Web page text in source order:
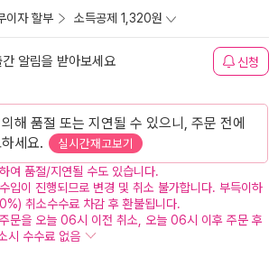
이자 할부 소득공제 1,320원
알림을 받아보세요 신청
해 품절 또는 지연될 수 있으니, 주문 전에
세요.
실시간재고보기
여 품절/지연될 수도 있습니다.
입이 진행되므로 변경 및 취소 불가합니다. 부득이하
취소수수료 차감 후 환불됩니다.
문을 오늘 06시 이전 취소, 오늘 06시 이후 주문 후
시 수수료 없음